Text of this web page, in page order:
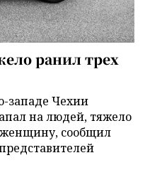
ранил трех
западе Чехии
на людей, тяжело
сообщил